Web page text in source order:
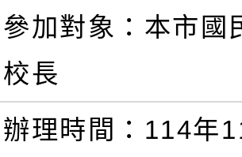
參加對象：本市國
校長
辦理時間：114年